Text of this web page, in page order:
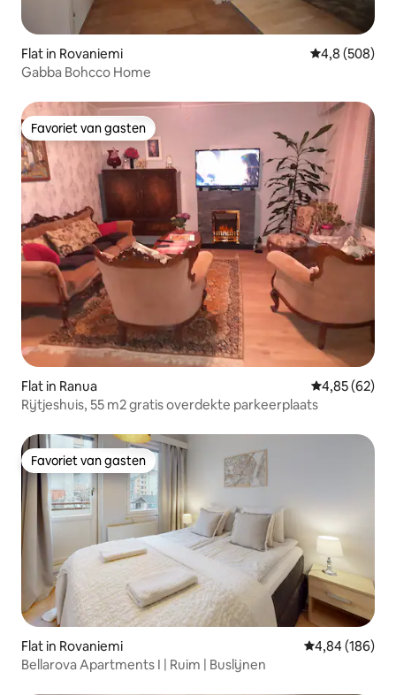
Flat in Rovaniemi Gemiddelde
4,8 (508)
Gabba Bohcco Home
Favoriet van gasten
Favoriet van gasten
Flat in Ranua Gemiddelde
4,85 (62)
Rijtjeshuis, 55 m2 gratis overdekte parkeerplaats
Favoriet van gasten
Favoriet van gasten
Flat in Rovaniemi Gemiddelde
4,84 (186)
Bellarova Apartments I | Ruim | Buslijnen